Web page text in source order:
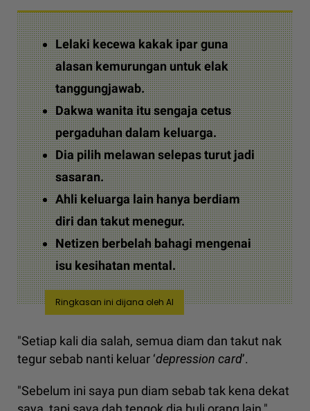
Lelaki kecewa kakak ipar guna
alasan kemurungan untuk elak
tanggungjawab.
Dakwa wanita itu sengaja cetus
pergaduhan dalam keluarga.
Dia pilih melawan selepas turut jadi
sasaran.
Ahli keluarga lain hanya berdiam
diri dan takut menegur.
Netizen berbelah bahagi mengenai
isu kesihatan mental.
Ringkasan ini dijana oleh AI
"Setiap kali dia salah, semua diam dan takut nak
tegur sebab nanti keluar ‘depression card’.
"Sebelum ini saya pun diam sebab tak kena dekat